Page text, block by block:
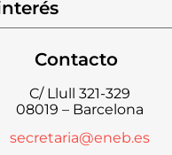
Contacto
C/ Llull 321-329
08019 – Barcelona
secretaria@eneb.es